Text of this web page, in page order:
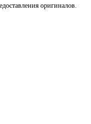
оригиналов.